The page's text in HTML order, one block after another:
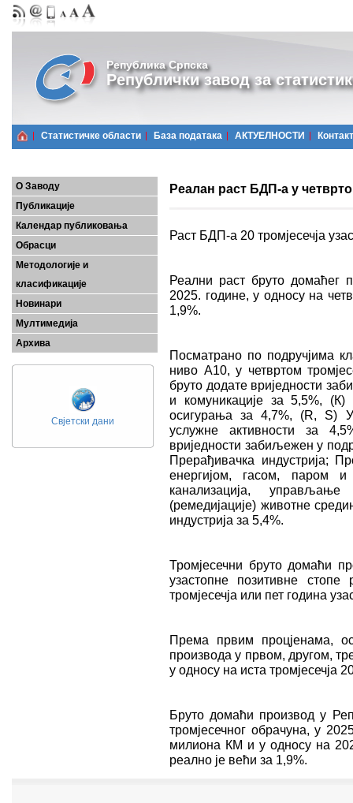
Република Српска
Републички завод за
Статистичке области Базa података АКТУЕЛНОСТИ Контакт
О Заводу
Публикације
Календар публиковања
Обрасци
Методологије и
класификације
Новинари
Мултимедија
Архива
Свјетски дани
Реалан раст БДП-а у
Раст БДП-а 20 тромјесечја
Реални раст бруто домаћег
2025. године, у односу на
1,9%.
Посматрано по подручјима
ниво А10, у четвртом
бруто додате вриједности
и комуникације за 5,5%, (К)
осигурања за 4,7%, (R, S)
услужне активности за
вриједности забиљежен у
Прерађивачка индустрија;
енергијом, гасом, паром и
канализација,
(ремедијације) животне
индустрија за 5,4%.
Тромјесечни бруто домаћи
узастопне позитивне
тромјесечја или пет година
Према првим процјенама,
производа у првом, другом,
у односу на иста тромјесечја
Бруто домаћи производ у
тромјесечног обрачуна, у
милиона КМ и у односу на
реално је већи за 1,9%.